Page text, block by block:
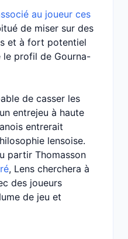
au joueur ces
de miser sur des
et à fort potentiel
le profil de Gourna-
de casser les
entrejeu à haute
entrerait
lensoise.
partir Thomasson
, Lens cherchera à
des joueurs
de jeu et